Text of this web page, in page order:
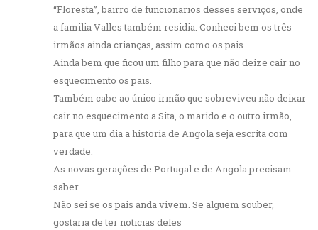
“Floresta”, bairro de funcionarios desses serviços, onde
a familia Valles também residia. Conheci bem os três
irmãos ainda crianças, assim como os pais.
Ainda bem que ficou um filho para que não deize cair no
esquecimento os pais.
Também cabe ao único irmão que sobreviveu não deixar
cair no esquecimento a Sita, o marido e o outro irmão,
para que um dia a historia de Angola seja escrita com
verdade.
As novas gerações de Portugal e de Angola precisam
saber.
Não sei se os pais anda vivem. Se alguem souber,
gostaria de ter noticias deles